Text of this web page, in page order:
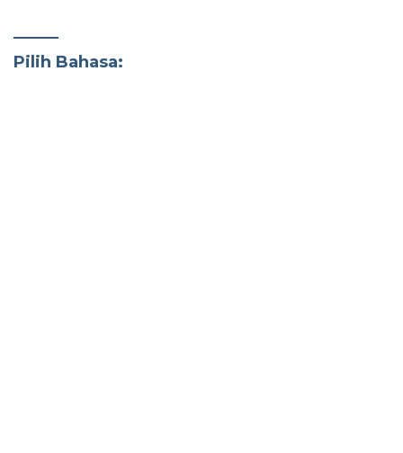
Pilih Bahasa: